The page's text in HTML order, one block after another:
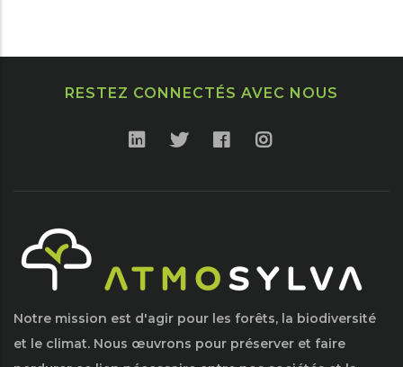
RESTEZ CONNECTÉS AVEC NOUS
Notre mission est d'agir pour les forêts, la biodiversité
et le climat. Nous œuvrons pour préserver et faire